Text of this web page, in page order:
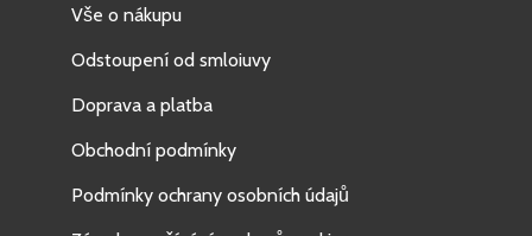
Vše o nákupu
Odstoupení od smloiuvy
Doprava a platba
Obchodní podmínky
Podmínky ochrany osobních údajů